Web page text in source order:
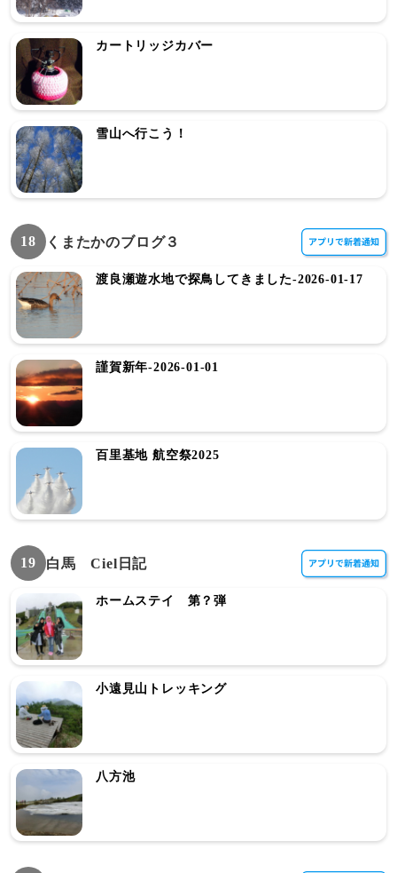
カートリッジカバー
雪山へ行こう！
18 くまたかのブログ３
渡良瀬遊水地で探鳥してきました-2026-01-17
謹賀新年-2026-01-01
百里基地 航空祭2025
19 白馬 Ciel日記
ホームステイ 第？弾
小遠見山トレッキング
八方池